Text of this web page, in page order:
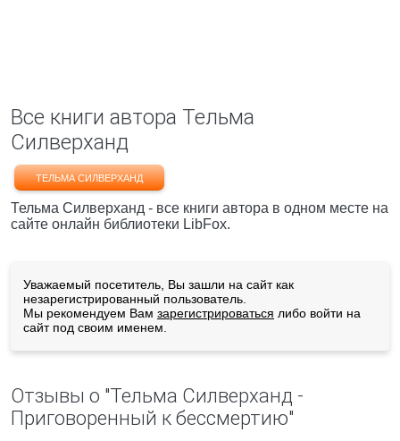
Все книги автора Тельма
Силверханд
ТЕЛЬМА СИЛВЕРХАНД
Тельма Силверханд - все книги автора в одном месте на
сайте онлайн библиотеки LibFox.
Уважаемый посетитель, Вы зашли на сайт как
незарегистрированный пользователь.
Мы рекомендуем Вам зарегистрироваться либо войти на
сайт под своим именем.
Отзывы о "Тельма Силверханд -
Приговоренный к бессмертию"